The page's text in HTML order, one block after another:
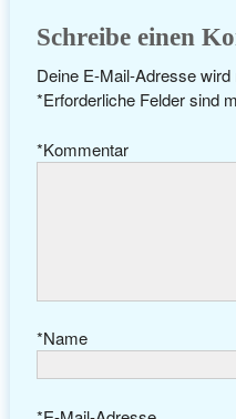
Schreibe einen
Deine E-Mail-Adresse
Erforderliche Felder sind
*
Kommentar
*
Name
*